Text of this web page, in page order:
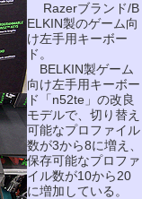
Razerブランド/B
ELKIN製のゲーム向
け左手用キーボー
ド。
BELKIN製ゲーム
向け左手用キーボー
ド「n52te」の改良
モデルで、切り替え
可能なプロファイル
数が3から8に増え、
保存可能なプロファ
イル数が10から20
に増加している。